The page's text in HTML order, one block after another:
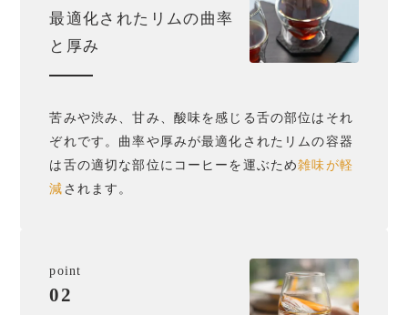
最適化されたリムの曲率
と厚み
苦みや渋み、甘み、酸味を感じる舌の部位はそれ
ぞれです。曲率や厚みが最適化されたリムの容器
は舌の適切な部位にコーヒーを運ぶため雑味が軽
減 されます。
point
02